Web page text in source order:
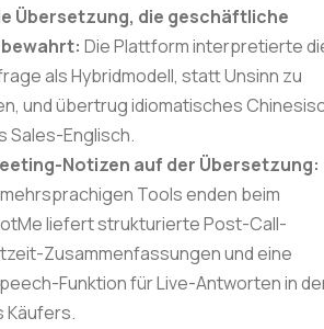
Übersetzung, die geschäftliche
Die Plattform interpretierte
als Hybridmodell, statt Unsinn zu
und übertrug idiomatisches
Sales-Englisch.
Notizen auf der Übersetzung:
Tools enden beim
liefert strukturierte Post-Call-
Zusammenfassungen und eine
Funktion für Live-Antworten in
Käufers.